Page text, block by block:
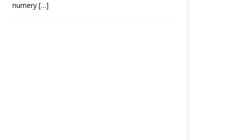
numery […]